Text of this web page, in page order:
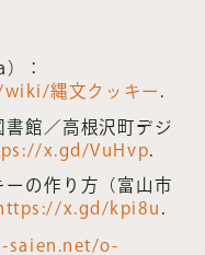
：
縄文クッキー
書館／高根沢町デジ
x.gd/VuHvp
ーの作り方（富山市
x.gd/kpi8u
saien.net/o-